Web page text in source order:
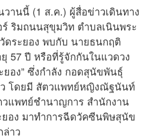
วานนี้ (1 ส.ค.) ผู้สื่อข่าวเดินทาง
ริมถนนสุขุมวิท ตำบลเนินพระ
ดระยอง พบกับ นายธนกฤติ
57 ปี หรือที่รู้จักกันในแวดวง
ยอง” ซึ่งกำลัง กอดสุนัขพันธุ์
โดยมี สัตวแพทย์หญิงณัฐนันท์
วแพทย์ชำนาญการ สำนักงาน
อง มาทำการฉีดวัคซีนพิษสุนัข
าว